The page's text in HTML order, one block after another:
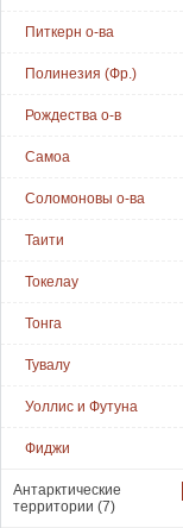
Питкерн о-ва
Полинезия (Фр.)
Рождества о-в
Самоа
Соломоновы о-ва
Таити
Токелау
Тонга
Тувалу
Уоллис и Футуна
Фиджи
Антарктические
территории (7)